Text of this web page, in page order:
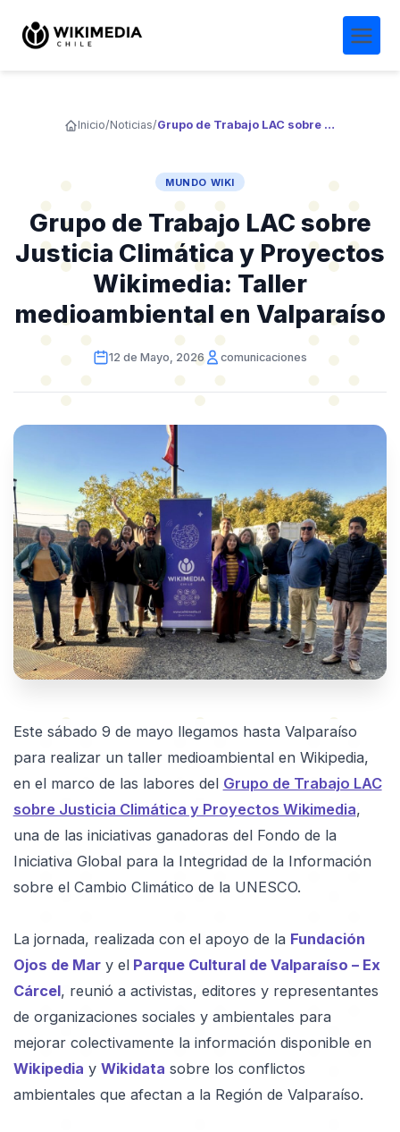
Inicio/Noticias/ Grupo de Trabajo LAC sobre Justicia Climática y Proyectos Wikimedia: Taller medioambiental en Valparaíso
MUNDO WIKI
Grupo de Trabajo LAC sobre
Justicia Climática y Proyectos
Wikimedia: Taller
medioambiental en Valparaíso
12 de Mayo, 2026 comunicaciones
Este sábado 9 de mayo llegamos hasta Valparaíso
para realizar un taller medioambiental en Wikipedia,
en el marco de las labores del Grupo de Trabajo LAC
sobre Justicia Climática y Proyectos Wikimedia,
una de las iniciativas ganadoras del Fondo de la
Iniciativa Global para la Integridad de la Información
sobre el Cambio Climático de la UNESCO.
La jornada, realizada con el apoyo de la Fundación
Ojos de Mary elParque Cultural de Valparaíso – Ex
Cárcel, reunió a activistas, editores y representantes
de organizaciones sociales y ambientales para
mejorar colectivamente la información disponible en
Wikipedia y Wikidata sobre los conflictos
ambientales que afectan a la Región de Valparaíso.